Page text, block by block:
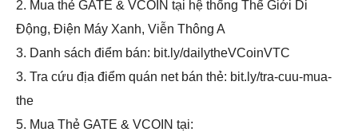
2. Mua thẻ GATE & VCOIN tại hệ thống Thế Giới Di
Động, Điện Máy Xanh, Viễn Thông A
3. Danh sách điểm bán: bit.ly/dailytheVCoinVTC
3. Tra cứu địa điểm quán net bán thẻ: bit.ly/tra-cuu-mua-
the
5. Mua Thẻ GATE & VCOIN tại: